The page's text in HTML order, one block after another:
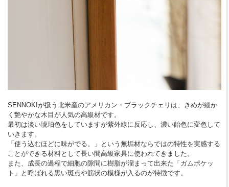
SENNOKIが扱う北米産のアメリカン・ブラックチェリは、きめが細か
く艶やかな木目が人気の高級材です。
最初は淡い琥珀色をしていますが紫外線に反応し、濃い飴色に変色して
いきます。
「使う込むほどに味がでる。」という無垢材ならではの特性を実感する
ことができる材料として長い間高級家具に使われてきました。
また、成長の過程で細胞の隙間に樹脂が溜まって出来た「ガムポケッ
ト」と呼ばれる黒い斑点や筋状の模様が入るのが特徴です。